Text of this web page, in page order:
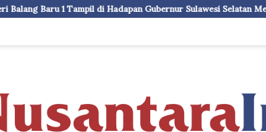
di Hadapan Gubernur Sulawesi Selatan Memperagakan Jurus